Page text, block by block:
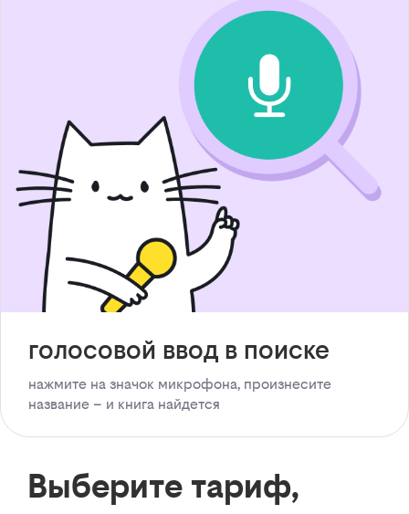
голосовой ввод в поиске
нажмите на значок микрофона, произнесите
название – и книга найдется
Выберите тариф,